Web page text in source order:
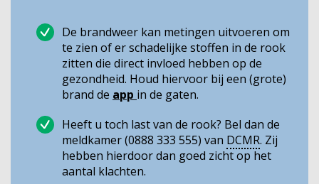
De brandweer kan metingen uitvoeren om
te zien of er schadelijke stoffen in de rook
zitten die direct invloed hebben op de
gezondheid. Houd hiervoor bij een (grote)
brand de app in de gaten.
Heeft u toch last van de rook? Bel dan de
meldkamer (0888 333 555) van DCMR. Zij
hebben hierdoor dan goed zicht op het
aantal klachten.